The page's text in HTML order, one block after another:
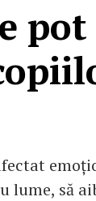
lume, să